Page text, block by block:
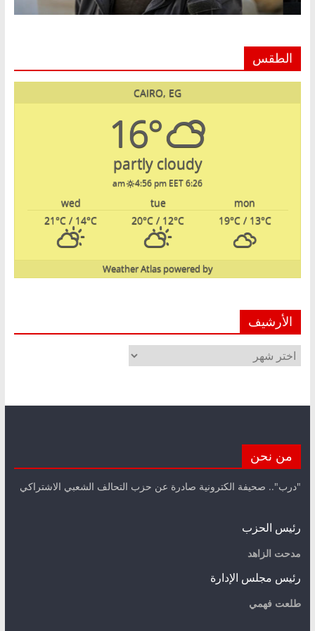
الطقس
CAIRO, EG
16°
partly cloudy
6:26 am
4:56 pm EET
mon
tue
wed
19°C/ 13°C
20°C / 12°C
21°C / 14°C
powered by
Weather Atlas
الأرشيف
الأرشيف
من نحن
"درب".. صحيفة الكترونية صادرة عن حزب التحالف الشعبي الاشتراكي
رئيس الحزب
مدحت الزاهد
رئيس مجلس الإدارة
طلعت فهمي